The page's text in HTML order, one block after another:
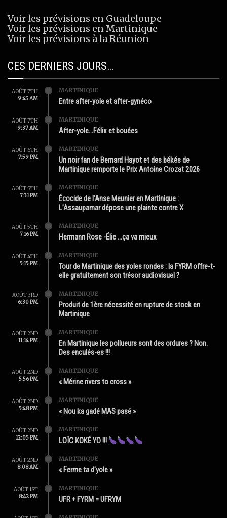
Voir les prévisions en Guadeloupe
Voir les prévisions en Martinique
Voir les prévisions à la Réunion
CES DERNIERS JOURS…
AOÛT 7TH
9:45 AM
MARTINIQUE
Entre after-yole et after-gynéco
AOÛT 7TH
9:37 AM
MARTINIQUE
After-yole…Félix et bouées
AOÛT 6TH
7:59 PM
MARTINIQUE
Un noir fan de Bernard Hayot et des békés de
Martinique remporte le Prix Antoine Crozat 2026
AOÛT 5TH
7:31 PM
MARTINIQUE
Écocide de l’Anse Meunier en Martinique :
L’Assaupamar dépose une plainte contre X
AOÛT 5TH
7:16 PM
MARTINIQUE
Hermann Rose -Élie …ça va mieux
AOÛT 4TH
5:15 PM
MARTINIQUE
Tour de Martinique des yoles rondes : la FYRM offre-t-
elle gratuitement son trésor audiovisuel ?
AOÛT 3RD
6:30 PM
MARTINIQUE
Produit de 1ère nécessité en rupture de stock en
Martinique
AOÛT 2ND
11:14 PM
MARTINIQUE
En Martinique les pollueurs sont des ordures ? Non.
Des enculés-es !!!
AOÛT 2ND
5:56 PM
MARTINIQUE
« Mérine rivers to cross »
AOÛT 2ND
5:48 PM
MARTINIQUE
« Nou ka gadé MAS pasé »
AOÛT 2ND
12:05 PM
MARTINIQUE
LOÏC KOKÉ YO !!!
AOÛT 2ND
8:08 AM
MARTINIQUE
« Ferme ta d’yole »
AOÛT 1ST
8:42 PM
MARTINIQUE
UFR + FYRM = UFRYM